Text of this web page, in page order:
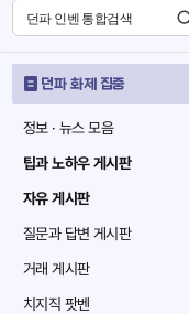
던파 화제 집중
정보 · 뉴스 모음
팁과 노하우 게시판
자유 게시판
질문과 답변 게시판
거래 게시판
치지직 팟벤